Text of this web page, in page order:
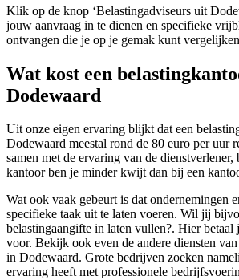
Klik op de knop ‘Belastingadviseurs uit
jouw aanvraag in te dienen en specifieke
ontvangen die je op je gemak kunt
Wat kost een
Dodewaard
Uit onze eigen ervaring blijkt dat een
Dodewaard meestal rond de 80 euro per uur
samen met de ervaring van de dienstverlener,
kantoor ben je minder kwijt dan bij een
Wat ook vaak gebeurt is dat ondernemingen
specifieke taak uit te laten voeren. Wil jij
belastingaangifte in laten vullen?. Hier betaal
voor. Bekijk ook even de andere diensten
in Dodewaard. Grote bedrijven zoeken
ervaring heeft met professionele